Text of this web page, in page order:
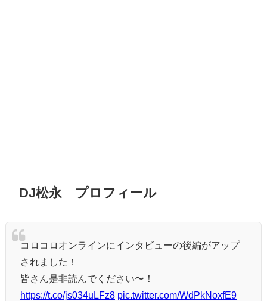
DJ松永 プロフィール
コロコロオンラインにインタビューの後編がアップ
されました！
皆さん是非読んでください〜！
https://t.co/js034uLFz8 pic.twitter.com/WdPkNoxfE9